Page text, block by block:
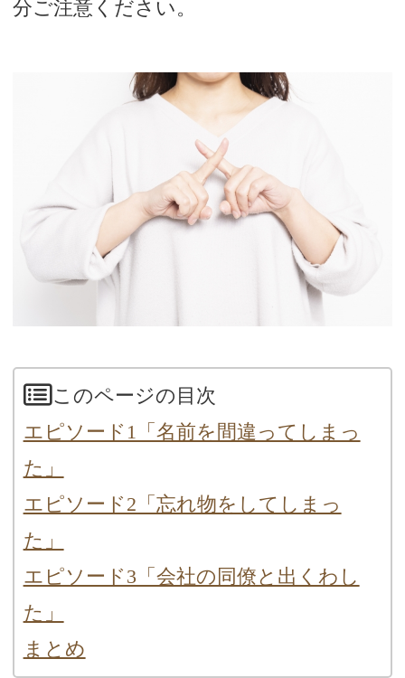
分ご注意ください。
このページの目次
エピソード1「名前を間違ってしまっ
た」
エピソード2「忘れ物をしてしまっ
た」
エピソード3「会社の同僚と出くわし
た」
まとめ